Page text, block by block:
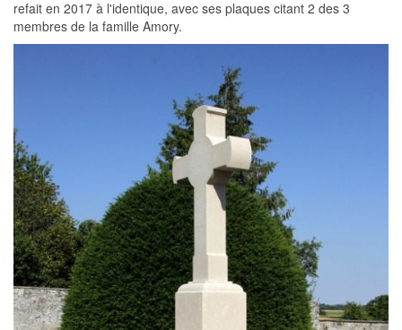
refait en 2017 à l'identique, avec ses plaques citant 2 des 3
membres de la famille Amory.